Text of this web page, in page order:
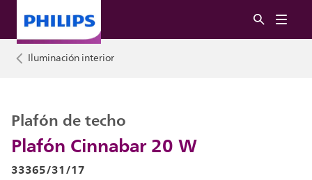
Iluminación interior
Plafón Cinnabar 20 W
Plafón de techo
33365/31/17